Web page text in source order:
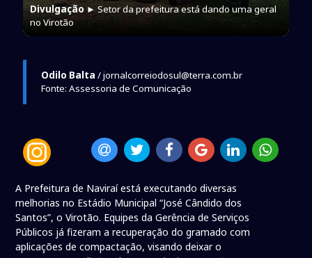
Divulgação► Setor da prefeitura está dando uma geral
no Virotão
Odilo Balta / jornalcorreiodosul@terra.com.br
Fonte: Assessoria de Comunicação
A Prefeitura de Naviraí está executando diversas
melhorias no Estádio Municipal “José Cândido dos
Santos”, o Virotão. Equipes da Gerência de Serviços
Públicos já fizeram a recuperação do gramado com
aplicações de compactação, visando deixar o